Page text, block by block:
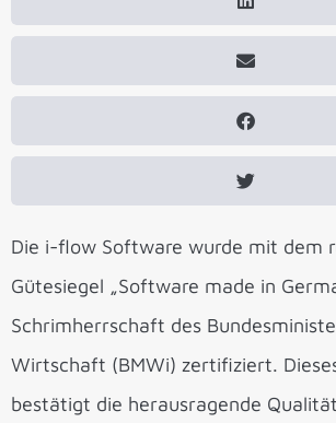
Die i-flow Software wurde mit dem
Gütesiegel „Software made in
Schrimherrschaft des
Wirtschaft (BMWi) zertifiziert.
bestätigt die herausragende